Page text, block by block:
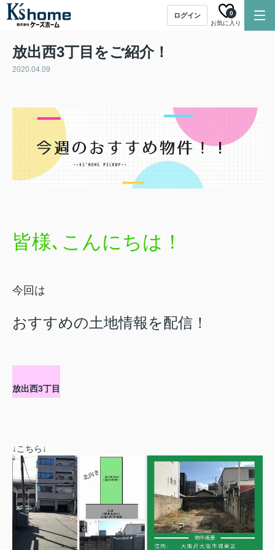
ログイン
お気に入り
0
放出西3丁目をご紹介！
2020.04.09
皆様､こんにちは！
今回は
おすすめの土地情報を配信！
放出西3丁目
↓こちら↓